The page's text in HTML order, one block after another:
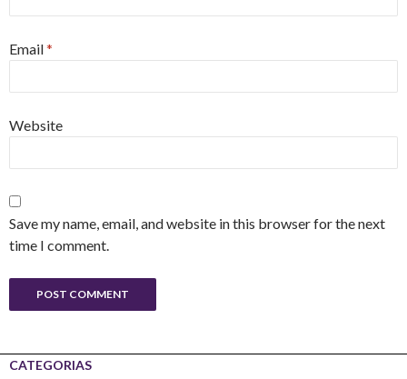
Email*
Website
Save my name, email, and website in this browser for the next
time I comment.
CATEGORIAS